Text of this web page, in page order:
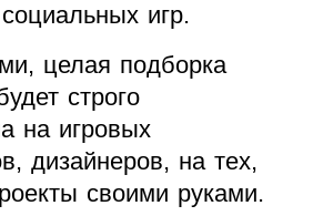
игр.
целая подборка
строго
на игровых
дизайнеров, на тех,
своими руками.